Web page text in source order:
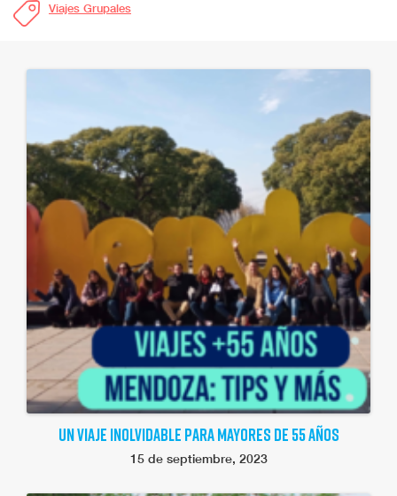
Viajes Grupales
UN VIAJE INOLVIDABLE PARA MAYORES DE 55 AÑOS
15 de septiembre, 2023